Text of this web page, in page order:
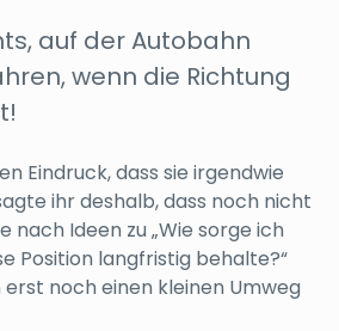
auf der Autobahn
wenn die Richtung
Eindruck, dass sie irgendwie
ihr deshalb, dass noch nicht
nach Ideen zu „Wie sorge ich
Position langfristig behalte?“
noch einen kleinen Umweg